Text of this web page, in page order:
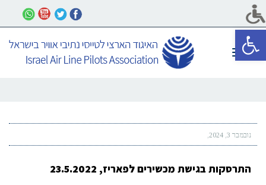
פתח סרגל נגישות
תפריט
נובמבר 3, 2024
התרסקות בגישת מכשירים לפאריז, 23.5.2022